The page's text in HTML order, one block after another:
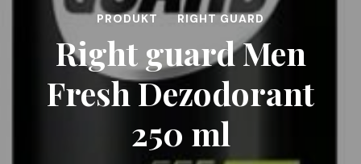
PRODUKT RIGHT GUARD
Right guard Men
Fresh Dezodorant
250 ml